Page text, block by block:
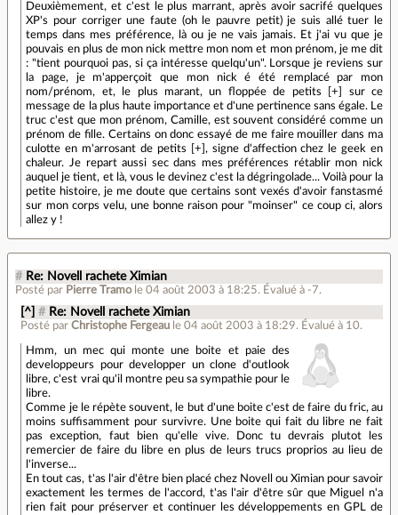
Deuxièmement, et c'est le plus marrant, après avoir sacrifé quelques
XP's pour corriger une faute (oh le pauvre petit) je suis allé tuer le
temps dans mes préférence, là ou je ne vais jamais. Et j'ai vu que je
pouvais en plus de mon nick mettre mon nom et mon prénom, je me dit
: "tient pourquoi pas, si ça intéresse quelqu'un". Lorsque je reviens sur
la page, je m'apperçoit que mon nick é été remplacé par mon
nom/prénom, et, le plus marant, un floppée de petits [+] sur ce
message de la plus haute importance et d'une pertinence sans égale. Le
truc c'est que mon prénom, Camille, est souvent considéré comme un
prénom de fille. Certains on donc essayé de me faire mouiller dans ma
culotte en m'arrosant de petits [+], signe d'affection chez le geek en
chaleur. Je repart aussi sec dans mes préférences rétablir mon nick
auquel je tient, et là, vous le devinez c'est la dégringolade... Voilà pour la
petite histoire, je me doute que certains sont vexés d'avoir fanstasmé
sur mon corps velu, une bonne raison pour "moinser" ce coup ci, alors
allez y !
# Re: Novell rachete Ximian
Posté par Pierre Tramo le 04 août 2003 à 18:25. Évalué à -7.
[^] # Re: Novell rachete Ximian
Posté parChristophe Fergeau le 04 août 2003 à 18:29. Évalué à 10.
Hmm, un mec qui monte une boite et paie des
developpeurs pour developper un clone d'outlook
libre, c'est vrai qu'il montre peu sa sympathie pour le
libre.
Comme je le répète souvent, le but d'une boite c'est de faire du fric, au
moins suffisamment pour survivre. Une boite qui fait du libre ne fait
pas exception, faut bien qu'elle vive. Donc tu devrais plutot les
remercier de faire du libre en plus de leurs trucs proprios au lieu de
l'inverse...
En tout cas, t'as l'air d'être bien placé chez Novell ou Ximian pour savoir
exactement les termes de l'accord, t'as l'air d'être sûr que Miguel n'a
rien fait pour préserver et continuer les développements en GPL de